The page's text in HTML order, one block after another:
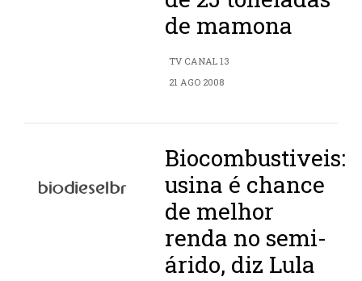
de mamona
TV CANAL 13
21 AGO 2008
Biocombustiveis:
usina é chance
de melhor
renda no semi-
árido, diz Lula